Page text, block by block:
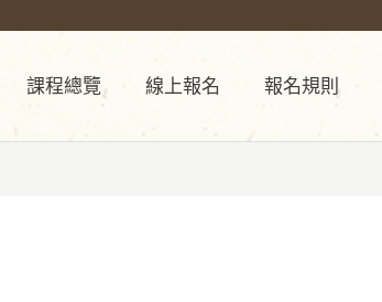
課程總覽 線上報名 報名規則